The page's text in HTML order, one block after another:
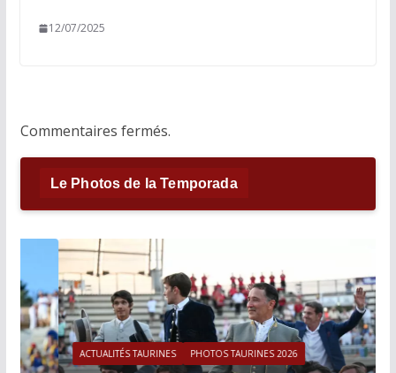
12/07/2025
Commentaires fermés.
Le Photos de la Temporada
ACTUALITÉS TAURINES PHOTOS TAURINES 2026